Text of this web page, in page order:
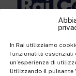
In Rai utilizziamo
funzionalità
un’esperienza di
Utilizzando il pulsante
Rai Com S.p.A. -
Registered office
Share Capital
Officer: